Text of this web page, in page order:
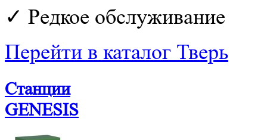
✓ Редкое обслуживание
Перейти в каталог Тверь
Станции
GENESIS